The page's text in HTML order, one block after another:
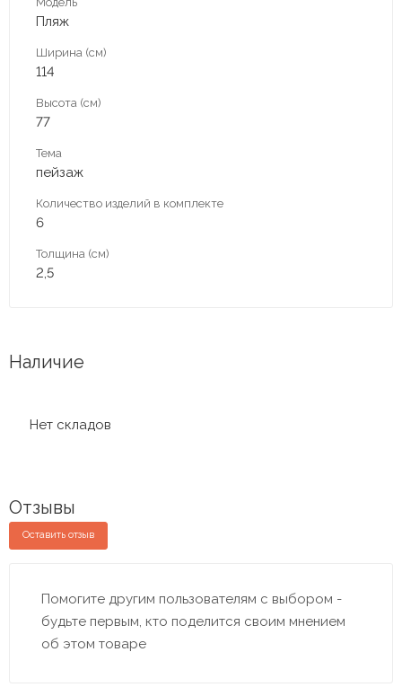
Пляж
Ширина (см)
114
Высота (см)
77
Тема
пейзаж
Количество изделий в комплекте
6
Толщина (см)
2,5
Наличие
Нет складов
Отзывы
Оставить отзыв
Помогите другим пользователям с выбором -
будьте первым, кто поделится своим мнением
об этом товаре